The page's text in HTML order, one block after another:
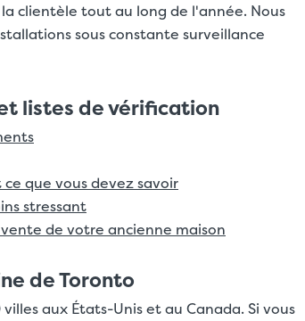
clientèle tout au long de l'année. Nous
sous constante surveillance
listes de vérification
que vous devez savoir
stressant
de votre ancienne maison
de Toronto
aux États-Unis et au Canada. Si vous